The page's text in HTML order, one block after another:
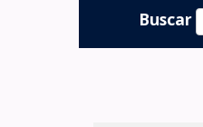
Buscar